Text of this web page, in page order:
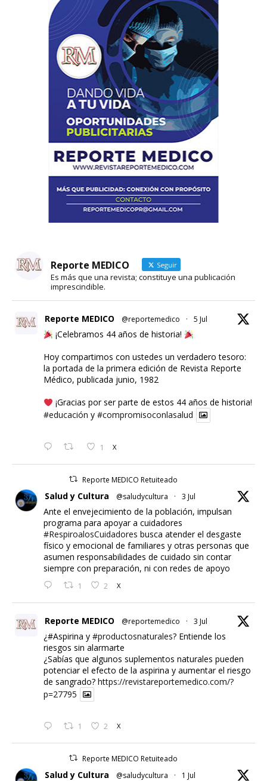
Reporte MEDICO Seguir
Es más que una revista; constituye una publicación
imprescindible.
Reporte MEDICO @reportemedico · 5 Jul
¡Celebramos 44 años de historia!
Hoy compartimos con ustedes un verdadero tesoro:
la portada de la primera edición de Revista Reporte
Médico, publicada junio, 1982
¡Gracias por ser parte de estos 44 años de historia!
#educación y #compromisoconlasalud
1 X
Reporte MEDICO Retuiteado
Salud y Cultura @saludycultura · 3 Jul
Ante el envejecimiento de la población, impulsan
programa para apoyar a cuidadores
#RespiroalosCuidadores busca atender el desgaste
físico y emocional de familiares y otras personas que
asumen responsabilidades de cuidado sin contar
siempre con preparación, ni con redes de apoyo
1 2 X
Reporte MEDICO @reportemedico · 3 Jul
¿#Aspirina y #productosnaturales? Entiende los
riesgos sin alarmarte
¿Sabías que algunos suplementos naturales pueden
potenciar el efecto de la aspirina y aumentar el riesgo
de sangrado? https://revistareportemedico.com/?
p=27795
1 2 X
Reporte MEDICO Retuiteado
Salud y Cultura @saludycultura · 1 Jul